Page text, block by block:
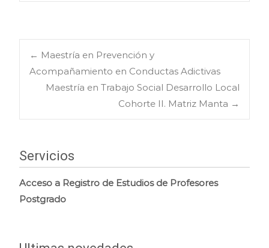
Navegación
de
← Maestría en Prevención y
Acompañamiento en Conductas Adictivas
Maestría en Trabajo Social Desarrollo Local
Cohorte II. Matriz Manta →
Servicios
Acceso a Registro de Estudios de Profesores
Postgrado